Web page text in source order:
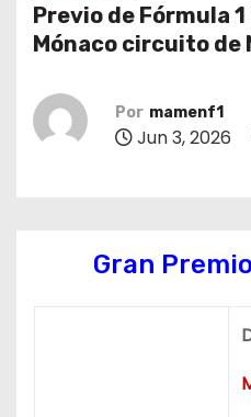
Previo de Fórmula
Mónaco circuito de
Por mamenf1
Jun 3, 2026
Gran